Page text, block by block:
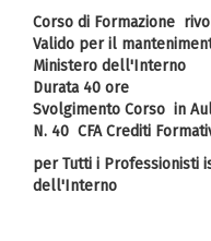
Corso di Formazione
Valido per il
Ministero dell'Interno
Durata 40 ore
Svolgimento Corso in
N. 40 CFA Crediti
per Tutti i Professionisti
dell'Interno